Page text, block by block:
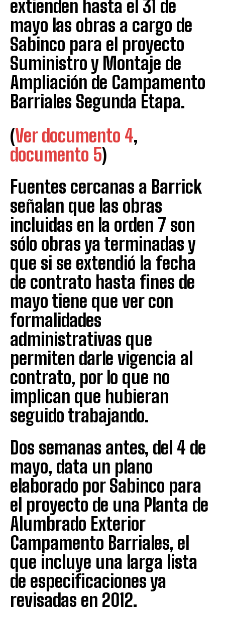
extienden hasta el 31 de
mayo las obras a cargo de
Sabinco para el proyecto
Suministro y Montaje de
Ampliación de Campamento
Barriales Segunda Etapa.
(Ver documento 4,
documento 5)
Fuentes cercanas a Barrick
señalan que las obras
incluidas en la orden 7 son
sólo obras ya terminadas y
que si se extendió la fecha
de contrato hasta fines de
mayo tiene que ver con
formalidades
administrativas que
permiten darle vigencia al
contrato, por lo que no
implican que hubieran
seguido trabajando.
Dos semanas antes, del 4 de
mayo, data un plano
elaborado por Sabinco para
el proyecto de una Planta de
Alumbrado Exterior
Campamento Barriales, el
que incluye una larga lista
de especificaciones ya
revisadas en 2012.